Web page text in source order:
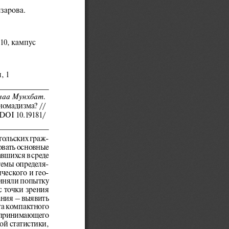
кампус
1
Мунхбат.
//
DOI 10.19181/
граж-
основные
в среде
определя-
и гео-
попытку
точки зрения
– выявить
компактного
принимающего
статистики,